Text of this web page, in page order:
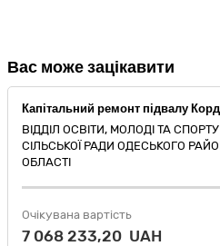
Вас може зацікавити
ВІДДІЛ ОСВІТИ, МОЛОДІ ТА
СІЛЬСЬКОЇ РАДИ ОДЕСЬКОГО
ОБЛАСТІ
Очікувана вартість
7 068 233,20 UAH